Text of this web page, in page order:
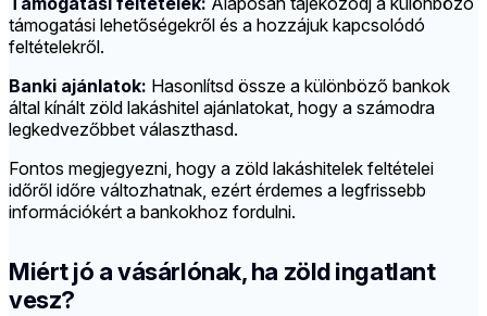
támogatási lehetőségekről és a hozzájuk kapcsolódó
feltételekről.
Banki ajánlatok: Hasonlítsd össze a különböző bankok
által kínált zöld lakáshitel ajánlatokat, hogy a számodra
legkedvezőbbet választhasd.
Fontos megjegyezni, hogy a zöld lakáshitelek feltételei
időről időre változhatnak, ezért érdemes a legfrissebb
információkért a bankokhoz fordulni.
Miért jó a vásárlónak, ha zöld ingatlant
vesz?